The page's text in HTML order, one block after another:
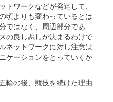
トワークなどが発達して、
頃よりも変わっているとは
ではなく、周辺部分であ
の良し悪しが決まるわけで
ネットワークに対し注意は
ケーションをとっていくか
輪の後、競技を続けた理由